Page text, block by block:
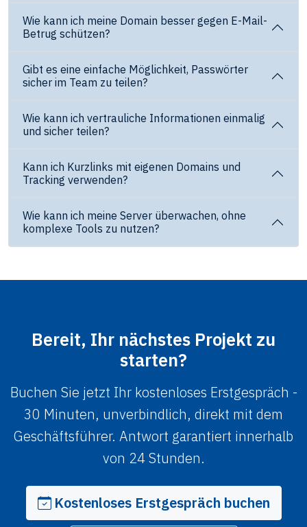
Wie kann ich meine Domain besser gegen E-Mail-
Betrug schützen?
Gibt es eine einfache Möglichkeit, Passwörter
sicher im Team zu teilen?
Wie kann ich vertrauliche Informationen einmalig
und sicher teilen?
Kann ich Kurzlinks mit eigenen Domains und
Tracking verwenden?
Wie kann ich meine Server überwachen, ohne
komplexe Tools zu nutzen?
Bereit, Ihr nächstes Projekt zu
starten?
Buchen Sie jetzt Ihr kostenloses Erstgespräch -
30 Minuten, unverbindlich, direkt mit dem
Geschäftsführer. Antwort garantiert innerhalb
von 24 Stunden.
Kostenloses Erstgespräch buchen